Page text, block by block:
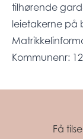
tilhørende
leietakerne på
Kommunenr:
Få